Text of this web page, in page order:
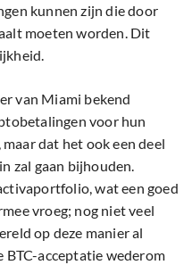
kunnen zijn die door
moeten worden. Dit
van Miami bekend
voor hun
dat het ook een deel
zal gaan bijhouden.
wat een goed
vroeg; nog niet veel
op deze manier al
acceptatie wederom